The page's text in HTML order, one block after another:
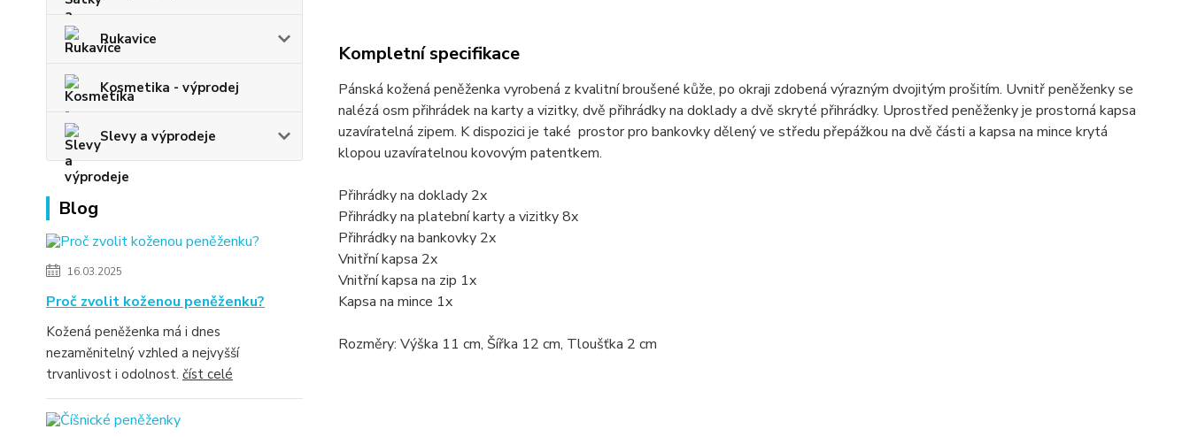
Rukavice
Kosmetika - výprodej
Slevy a výprodeje
Blog
16.03.2025
Proč zvolit koženou peněženku?
Kožená peněženka má i dnes
nezaměnitelný vzhled a nejvyšší
trvanlivost i odolnost. číst celé
Kompletní specifikace
Pánská kožená peněženka vyrobená z kvalitní broušené kůže, po okraji zdobená výrazným dvojitým prošitím. Uvnitř peněženky se
nalézá osm přihrádek na karty a vizitky, dvě přihrádky na doklady a dvě skryté přihrádky. Uprostřed peněženky je prostorná kapsa
uzavíratelná zipem. K dispozici je také prostor pro bankovky dělený ve středu přepážkou na dvě části a kapsa na mince krytá
klopou uzavíratelnou kovovým patentkem.
Přihrádky na doklady 2x
Přihrádky na platební karty a vizitky 8x
Přihrádky na bankovky 2x
Vnitřní kapsa 2x
Vnitřní kapsa na zip 1x
Kapsa na mince 1x
Rozměry: Výška 11 cm, Šířka 12 cm, Tloušťka 2 cm